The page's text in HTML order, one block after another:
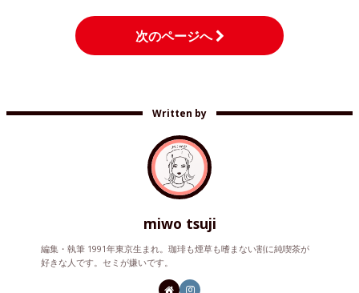
次のページへ
Written by
miwo tsuji
編集・執筆 1991年東京生まれ。珈琲も煙草も嗜まない割に純喫茶が
好きな人です。セミが嫌いです。